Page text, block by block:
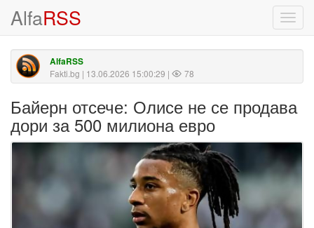
AlfaRSS
AlfaRSS
Fakti.bg | 13.06.2026 15:00:29 | 78
Байерн отсече: Олисе не се продава
дори за 500 милиона евро